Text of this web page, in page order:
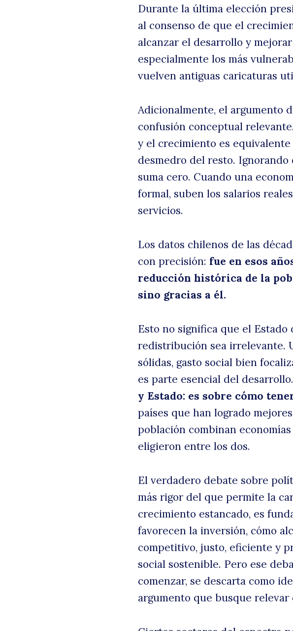
Durante la última elección
al consenso de que el
alcanzar el desarrollo y
especialmente los más
vuelven antiguas caricaturas
Adicionalmente, el argumento
confusión conceptual
y el crecimiento es
desmedro del resto.
suma cero. Cuando una
formal, suben los salarios
servicios.
Los datos chilenos de las
con precisión: fue en esos
reducción histórica de la
sino gracias a él.
Esto no significa que el
redistribución sea irrelevante.
sólidas, gasto social bien
es parte esencial del desarrollo.
y Estado: es sobre cómo
países que han logrado
población combinan
eligieron entre los dos.
El verdadero debate sobre
más rigor del que permite la
crecimiento estancado, es
favorecen la inversión, cómo
competitivo, justo, eficiente y
social sostenible. Pero ese
comenzar, se descarta como
argumento que busque